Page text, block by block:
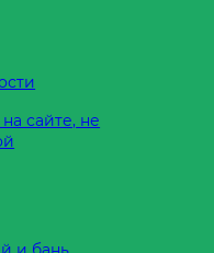
сайте, не